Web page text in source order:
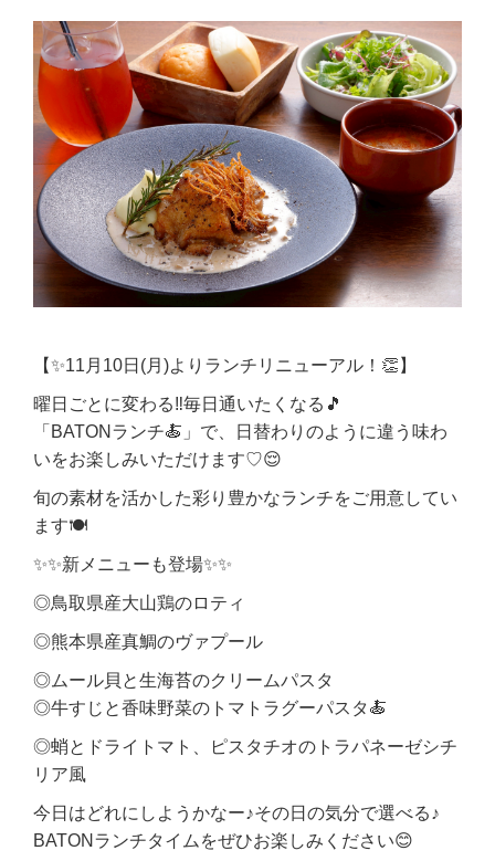
【✨11月10日(月)よりランチリニューアル！👏】
曜日ごとに変わる‼️毎日通いたくなる🎵
「BATONランチ🍝」で、日替わりのように違う味わ
いをお楽しみいただけます♡😌
旬の素材を活かした彩り豊かなランチをご用意してい
ます🍽️
✨✨新メニューも登場✨✨
◎鳥取県産大山鶏のロティ
◎熊本県産真鯛のヴァプール
◎ムール貝と生海苔のクリームパスタ
◎牛すじと香味野菜のトマトラグーパスタ🍝
◎蛸とドライトマト、ピスタチオのトラパネーゼシチ
リア風
今日はどれにしようかなー♪その日の気分で選べる♪
BATONランチタイムをぜひお楽しみください😊